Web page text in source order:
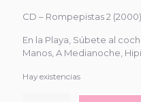
CD – Rompepistas 2 (2000)
En la Playa, Súbete al
Manos, A Medianoche,
Hay existencias